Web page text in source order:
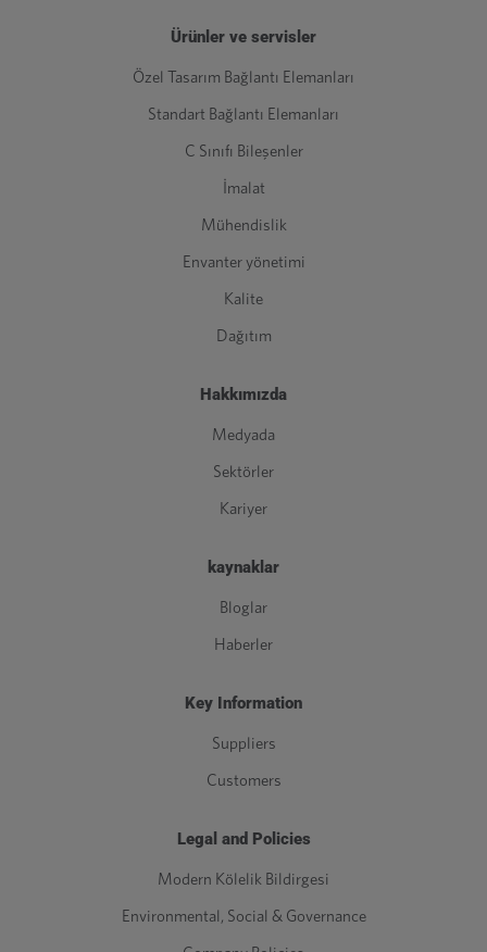
Ürünler ve servisler
Özel Tasarım Bağlantı Elemanları
Standart Bağlantı Elemanları
C Sınıfı Bileşenler
İmalat
Mühendislik
Envanter yönetimi
Kalite
Dağıtım
Hakkımızda
Medyada
Sektörler
Kariyer
kaynaklar
Bloglar
Haberler
Key Information
Suppliers
Customers
Legal and Policies
Modern Kölelik Bildirgesi
Environmental, Social & Governance